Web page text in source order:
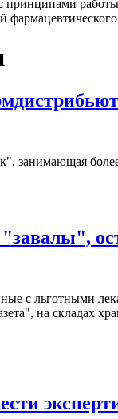
принципами работы
занимающая
с льготными
на складах